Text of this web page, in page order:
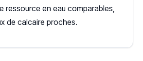
ressource en eau comparables,
de calcaire proches.